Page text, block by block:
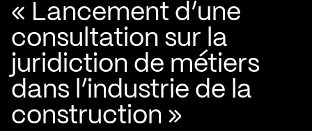
« Lancement d’une
consultation sur la
juridiction de métiers
dans l’industrie de la
construction »